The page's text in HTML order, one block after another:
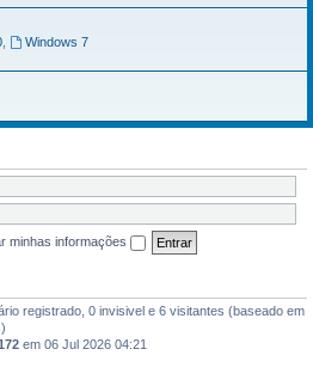
,
Windows 7
minhas informações
registrado, 0 invisivel e 6 visitantes (baseado em
em 06 Jul 2026 04:21